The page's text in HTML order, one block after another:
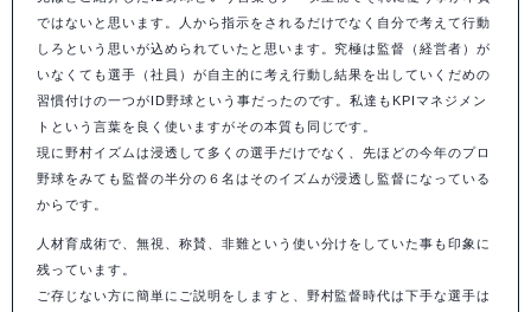
ではないと思います。人から指示をされるだけでなく自分で考えて行動
しろという思いが込められていたと思います。究極は監督（経営者）が
いなくても選手（社員）が自主的に考え行動し結果を出していくだめの
習慣付けの一つがID野球という事だったのです。私達もKPIマネジメン
トという言葉を良く使いますがその本質も同じです。
現に野村イズムは浸透して多くの選手だけでなく、先ほどの今年のプロ
野球をみても監督の半分の６名はそのイズムが浸透し監督になっている
からです。
人材育成術で、無視、称賛、非難という使い分けをしていた事も印象に
残っています。
ご存じない方に簡単にご説明をしますと、野村監督時代は下手な選手は